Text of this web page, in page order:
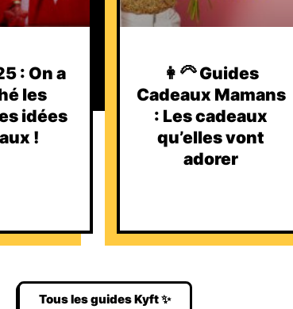
: On a
les
idées
!
👩‍🦳 Guides
Cadeaux Mamans
: Les cadeaux
qu’elles vont
adorer
Tous les guides Kyft ✨